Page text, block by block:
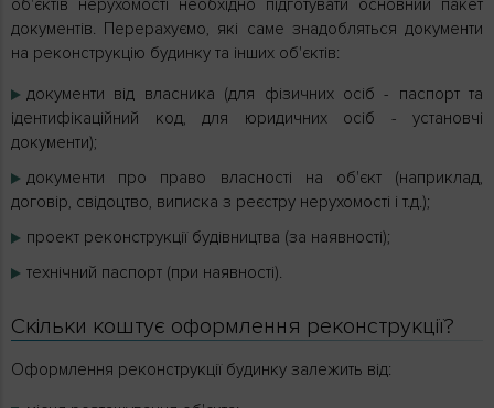
об'єктів нерухомості необхідно підготувати основний пакет
документів. Перерахуємо, які саме знадобляться документи
на реконструкцію будинку та інших об'єктів:
документи від власника (для фізичних осіб - паспорт та
ідентифікаційний код, для юридичних осіб - установчі
документи);
документи про право власності на об'єкт (наприклад,
договір, свідоцтво, виписка з реєстру нерухомості і т.д.);
проект реконструкції будівництва (за наявності);
технічний паспорт (при наявності).
Скільки коштує оформлення реконструкції?
Оформлення реконструкції будинку залежить від: